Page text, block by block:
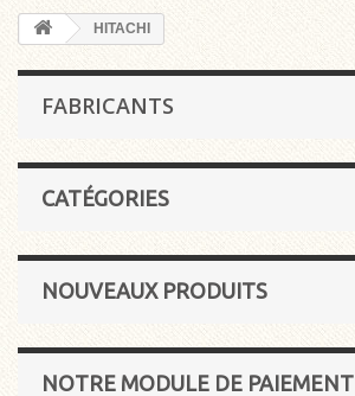
HITACHI
FABRICANTS
CATÉGORIES
NOUVEAUX PRODUITS
NOTRE MODULE DE PAIEMENT